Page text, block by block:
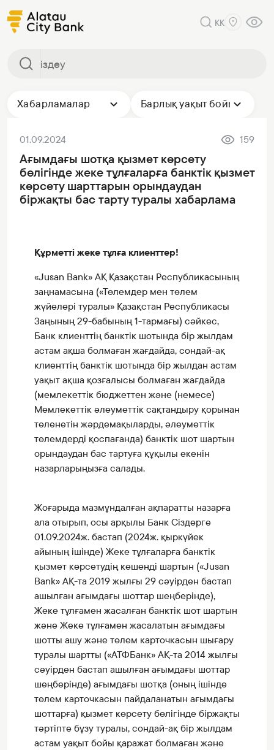
KK
Хабарламалар Барлық уақыт бойы
01.09.2024 159
Ағымдағы шотқа қызмет көрсету
бөлігінде жеке тұлғаларға банктік қызмет
көрсету шарттарын орындаудан
біржақты бас тарту туралы хабарлама
Құрметті жеке тұлға клиенттер!
«Jusan Bank» АҚ Қазақстан Республикасының
заңнамасына («Төлемдер мен төлем
жүйелері туралы» Қазақстан Республикасы
Заңының 29-бабының 1-тармағы) сәйкес,
Банк клиенттің банктік шотында бір жылдам
астам ақша болмаған жағдайда, сондай-ақ
клиенттің банктік шотында бір жылдан астам
уақыт ақша қозғалысы болмаған жағдайда
(мемлекеттік бюджеттен және (немесе)
Мемлекеттік әлеуметтік сақтандыру қорынан
төленетін жәрдемақыларды, әлеуметтік
төлемдерді қоспағанда) банктік шот шартын
орындаудан бас тартуға құқылы екенін
назарларыңызға салады.
Жоғарыда мазмұндалған ақпаратты назарға
ала отырып, осы арқылы Банк Сіздерге
01.09.2024ж. бастап (2024ж. қыркүйек
айының ішінде) Жеке тұлғаларға банктік
қызмет көрсетудің кешенді шартын («Jusan
Bank» АҚ-та 2019 жылғы 29 сәуірден бастап
ашылған ағымдағы шоттар шеңберінде),
Жеке тұлғамен жасалған банктік шот шартын
және Жеке тұлғамен жасалатын ағымдағы
шотты ашу және төлем карточкасын шығару
туралы шартты («АТФБанк» АҚ-та 2014 жылғы
сәуірден бастап ашылған ағымдағы шоттар
шеңберінде) ағымдағы шотқа (оның ішінде
төлем карточкасын пайдаланатын ағымдағы
шоттарға) қызмет көрсету бөлігінде біржақты
тәртіпте бұзу туралы, сондай-ақ бір жылдам
астам уақыт бойы қаражат болмаған және